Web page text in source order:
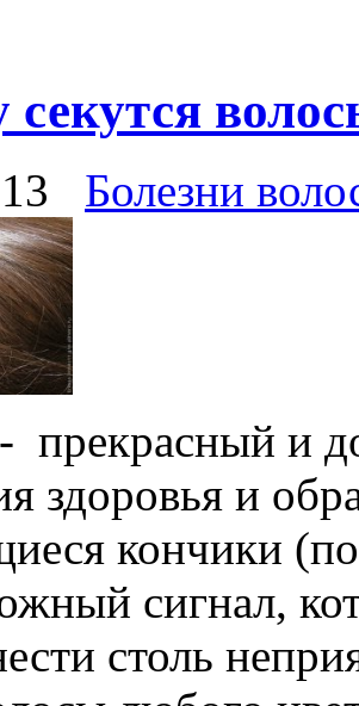
Болезни
прекрасный и
здоровья и
кончики
сигнал,
столь